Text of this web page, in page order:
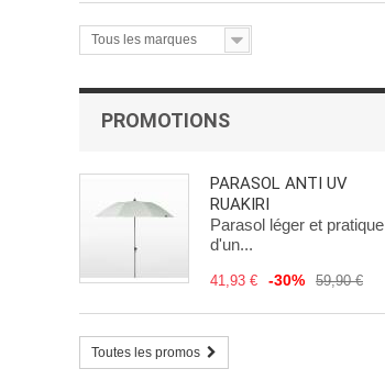
Tous les marques
PROMOTIONS
PARASOL ANTI UV
RUAKIRI
Parasol léger et pratique
d'un...
41,93 € -30% 59,90 €
Toutes les promos